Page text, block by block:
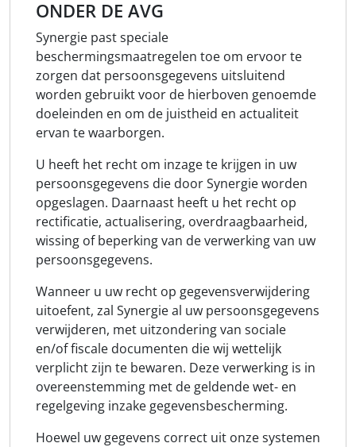
ONDER DE AVG
Synergie past speciale
beschermingsmaatregelen toe om ervoor te
zorgen dat persoonsgegevens uitsluitend
worden gebruikt voor de hierboven genoemde
doeleinden en om de juistheid en actualiteit
ervan te waarborgen.
U heeft het recht om inzage te krijgen in uw
persoonsgegevens die door Synergie worden
opgeslagen. Daarnaast heeft u het recht op
rectificatie, actualisering, overdraagbaarheid,
wissing of beperking van de verwerking van uw
persoonsgegevens.
Wanneer u uw recht op gegevensverwijdering
uitoefent, zal Synergie al uw persoonsgegevens
verwijderen, met uitzondering van sociale
en/of fiscale documenten die wij wettelijk
verplicht zijn te bewaren. Deze verwerking is in
overeenstemming met de geldende wet- en
regelgeving inzake gegevensbescherming.
Hoewel uw gegevens correct uit onze systemen